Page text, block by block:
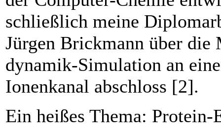
schließlich meine
Jürgen Brickmann über
dynamik-Simulation an
Ionen­kanal abschloss [2].
Ein heißes Thema: Protein-